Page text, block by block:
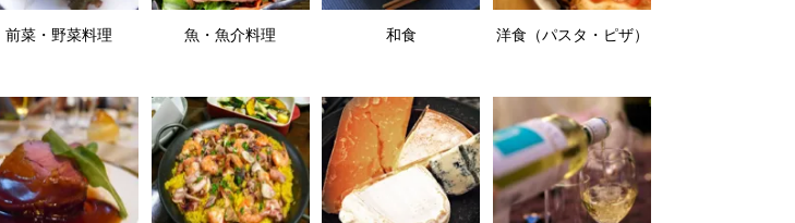
前菜・野菜料理 魚・魚介料理 和食 洋食（パスタ・ピザ）